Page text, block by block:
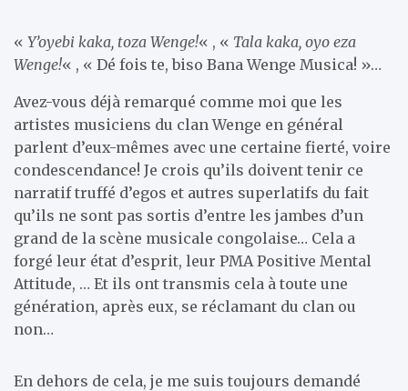
« Y’oyebi kaka, toza Wenge!« , « Tala kaka, oyo eza
Wenge!« , « Dé fois te, biso Bana Wenge Musica! »…
Avez-vous déjà remarqué comme moi que les
artistes musiciens du clan Wenge en général
parlent d’eux-mêmes avec une certaine fierté, voire
condescendance! Je crois qu’ils doivent tenir ce
narratif truffé d’egos et autres superlatifs du fait
qu’ils ne sont pas sortis d’entre les jambes d’un
grand de la scène musicale congolaise… Cela a
forgé leur état d’esprit, leur PMA Positive Mental
Attitude, … Et ils ont transmis cela à toute une
génération, après eux, se réclamant du clan ou
non…
En dehors de cela, je me suis toujours demandé